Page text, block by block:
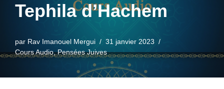
Tephila d’Hachem
par Rav Imanouel Mergui
31 janvier 2023
Cours Audio,Pensées Juives